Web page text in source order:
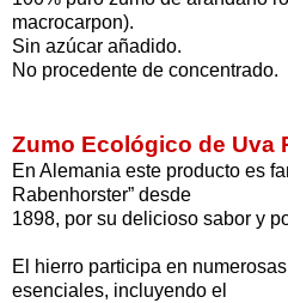
macrocarpon).
Sin azúcar añadido.
No procedente de concentrado.
Zumo Ecológico de Uva
En Alemania este producto es
Rabenhorster” desde
1898, por su delicioso sabor y
El hierro participa en
esenciales, incluyendo el